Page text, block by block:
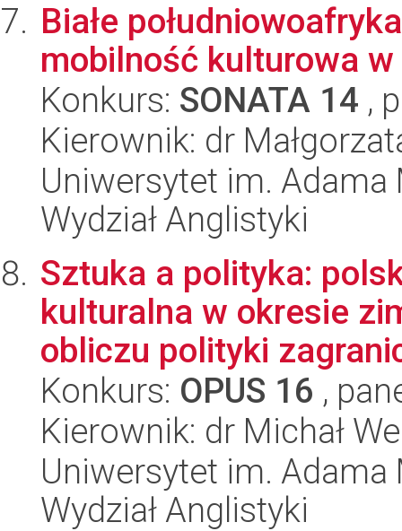
Białe
mobilność kulturowa
Konkurs: SONATA 14 ,
Kierownik: dr
Uniwersytet im.
Wydział Anglistyki
Sztuka a polityka:
kulturalna w okresie
obliczu polityki
Konkurs: OPUS 16 ,
Kierownik: dr Michał
Uniwersytet im.
Wydział Anglistyki